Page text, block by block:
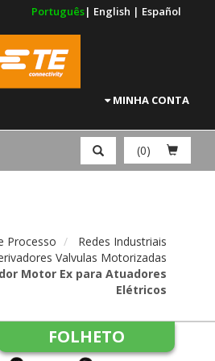
Português| English | Español
MINHA CONTA
(0)
Processo
Redes Industriais
Valvulas Motorizadas
Motor Ex para Atuadores
Elétricos
FOLHETO